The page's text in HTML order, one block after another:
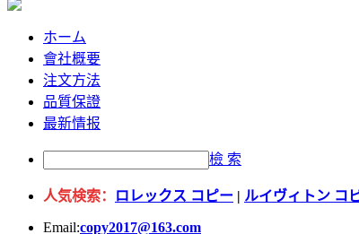
ホーム
會社概要
注文方法
品質保證
最新情报
檢 索
人気検索： ロレックス コピー | ルイヴィトン コ
Email:copy2017@163.com